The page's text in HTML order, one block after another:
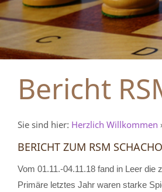
Bericht
Sie sind hier: Herzlich Willkommen
BERICHT ZUM RSM
Vom 01.11.-04.11.18 fand in Leer
Primäre letztes Jahr waren starke